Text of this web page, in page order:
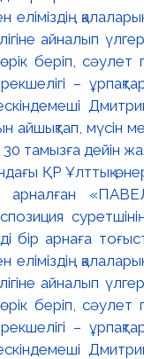
Ұлттық өнер
арналған
бір арнаға
айналып
беріп,
–